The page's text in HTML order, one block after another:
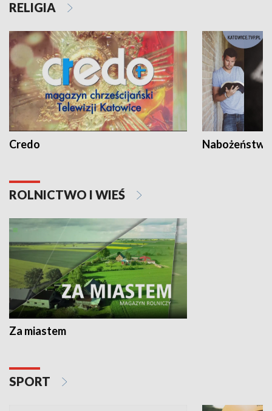
RELIGIA
Credo
ROLNICTWO I WIEŚ
Za miastem
SPORT